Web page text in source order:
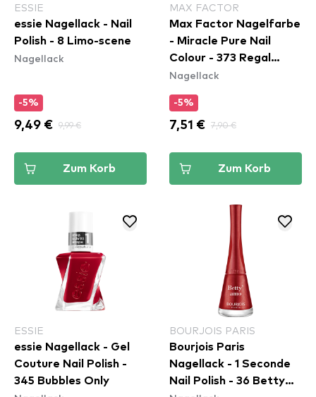
ESSIE
essie Nagellack - Nail
Polish - 8 Limo-scene
Nagellack
-5%
9,49 € 9,99 €
Zum Korb
MAX FACTOR
Max Factor Nagelfarbe
- Miracle Pure Nail
Colour - 373 Regal
Garnet
Nagellack
-5%
7,51 € 7,90 €
Zum Korb
ESSIE
essie Nagellack - Gel
Couture Nail Polish -
345 Bubbles Only
BOURJOIS PARIS
Bourjois Paris
Nagellack - 1 Seconde
Nail Polish - 36 Betty